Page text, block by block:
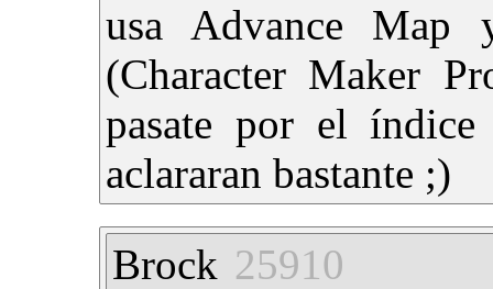
usa Advance
(Character Maker
pasate por el
aclararan bastante ;)
Brock 25910